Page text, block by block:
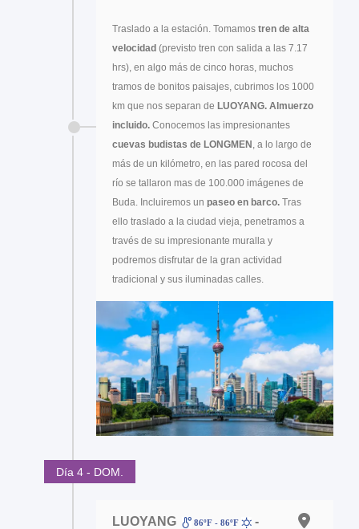
Traslado a la estación. Tomamos tren de alta
velocidad (previsto tren con salida a las 7.17
hrs), en algo más de cinco horas, muchos
tramos de bonitos paisajes, cubrimos los 1000
km que nos separan de LUOYANG. Almuerzo
incluido. Conocemos las impresionantes
cuevas budistas de LONGMEN , a lo largo de
más de un kilómetro, en las pared rocosa del
río se tallaron mas de 100.000 imágenes de
Buda. Incluiremos un paseo en barco. Tras
ello traslado a la ciudad vieja, penetramos a
través de su impresionante muralla y
podremos disfrutar de la gran actividad
tradicional y sus iluminadas calles.
Día 4 - DOM.
LUOYANG 86ºF - 86ºF
-